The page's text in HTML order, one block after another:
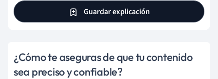
Guardar explicación
¿Cómo te aseguras de que tu contenido
sea preciso y confiable?